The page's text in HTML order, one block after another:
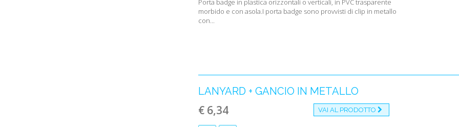
Porta badge in plastica orizzontali o verticali, in PVC trasparente
morbido e con asola.I porta badge sono provvisti di clip in metallo
con...
LANYARD + GANCIO IN METALLO
€ 6,34 VAI AL PRODOTTO